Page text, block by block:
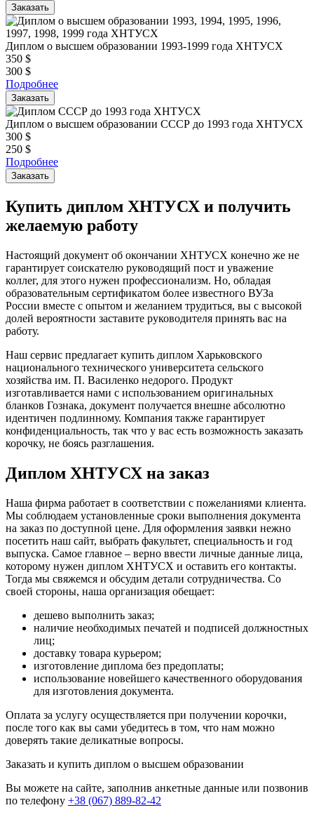
Заказать
Диплом о высшем образовании 1993-1999 года ХНТУСХ
350 $
300 $
Подробнее
Заказать
Диплом о высшем образовании СССР до 1993 года ХНТУСХ
300 $
250 $
Подробнее
Заказать
Купить диплом ХНТУСХ и получить
желаемую работу
Настоящий документ об окончании ХНТУСХ конечно же не
гарантирует соискателю руководящий пост и уважение
коллег, для этого нужен профессионализм. Но, обладая
образовательным сертификатом более известного ВУЗа
России вместе с опытом и желанием трудиться, вы с высокой
долей вероятности заставите руководителя принять вас на
работу.
Наш сервис предлагает купить диплом Харьковского
национального технического университета сельского
хозяйства им. П. Василенко недорого. Продукт
изготавливается нами с использованием оригинальных
бланков Гознака, документ получается внешне абсолютно
идентичен подлинному. Компания также гарантирует
конфиденциальность, так что у вас есть возможность заказать
корочку, не боясь разглашения.
Диплом ХНТУСХ на заказ
Наша фирма работает в соответствии с пожеланиями клиента.
Мы соблюдаем установленные сроки выполнения документа
на заказ по доступной цене. Для оформления заявки нежно
посетить наш сайт, выбрать факультет, специальность и год
выпуска. Самое главное – верно ввести личные данные лица,
которому нужен диплом ХНТУСХ и оставить его контакты.
Тогда мы свяжемся и обсудим детали сотрудничества. Со
своей стороны, наша организация обещает:
дешево выполнить заказ;
наличие необходимых печатей и подписей должностных
лиц;
доставку товара курьером;
изготовление диплома без предоплаты;
использование новейшего качественного оборудования
для изготовления документа.
Оплата за услугу осуществляется при получении корочки,
после того как вы сами убедитесь в том, что нам можно
доверять такие деликатные вопросы.
Заказать и купить диплом о высшем образовании
Вы можете на сайте, заполнив анкетные данные или позвонив
по телефону +38 (067) 889-82-42